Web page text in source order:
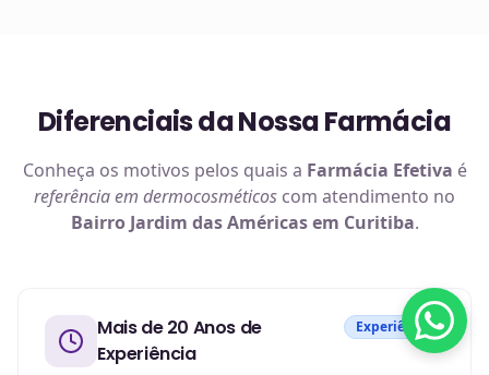
Diferenciais da Nossa Farmácia
Conheça os motivos pelos quais a Farmácia Efetiva é
referência em dermocosméticos com atendimento no
Bairro Jardim das Américas em Curitiba.
Mais de 20 Anos de
Experiência
Experiência